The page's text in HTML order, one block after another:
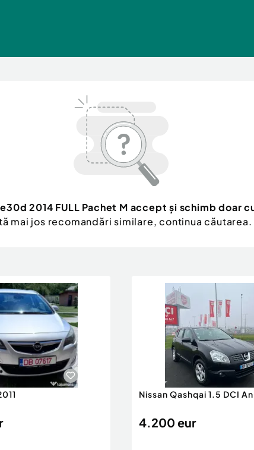
2014 FULL Pachet M accept și schimb doar
mai jos recomandări similare, continua căutarea.
Nissan Qashqai 1.5 DCI
4.200 eur